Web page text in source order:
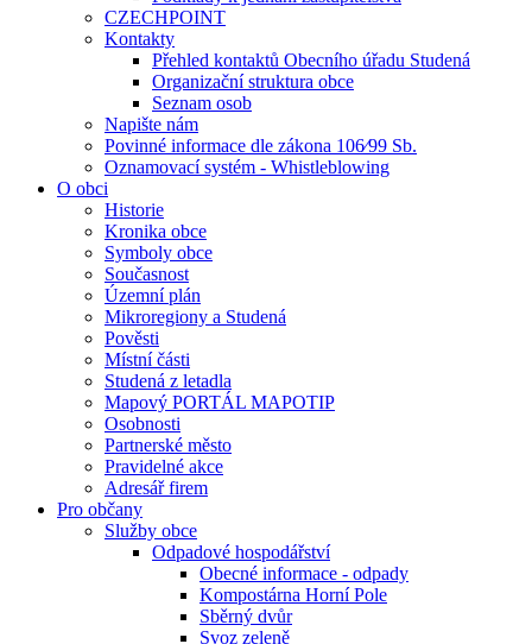
CZECHPOINT
Kontakty
Přehled kontaktů Obecního úřadu Studená
Organizační struktura obce
Seznam osob
Napište nám
Povinné informace dle zákona 106⁄99 Sb.
Oznamovací systém - Whistleblowing
O obci
Historie
Kronika obce
Symboly obce
Současnost
Územní plán
Mikroregiony a Studená
Pověsti
Místní části
Studená z letadla
Mapový PORTÁL MAPOTIP
Osobnosti
Partnerské město
Pravidelné akce
Adresář firem
Pro občany
Služby obce
Odpadové hospodářství
Obecné informace - odpady
Kompostárna Horní Pole
Sběrný dvůr
Svoz zeleně